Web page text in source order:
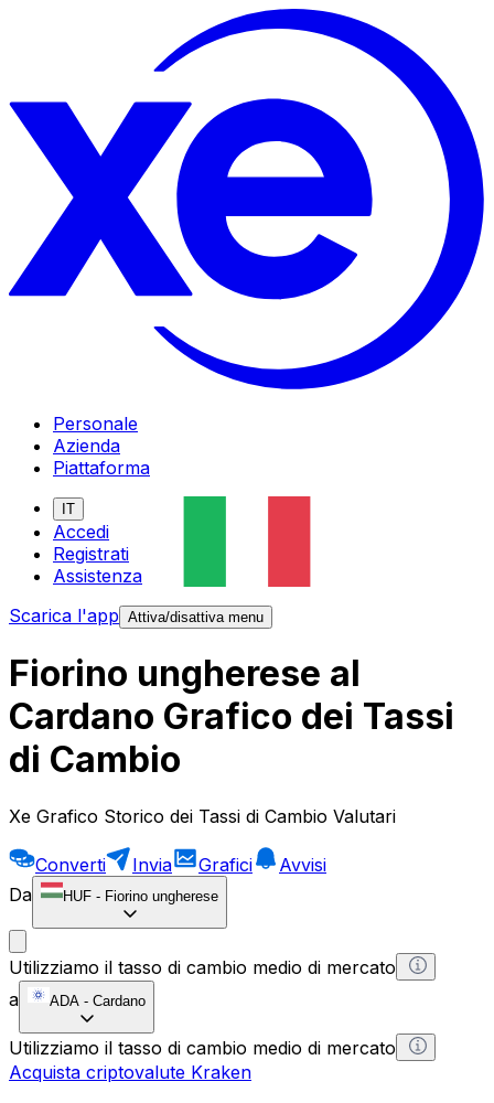
Personale
Azienda
Piattaforma
IT
Accedi
Registrati
Assistenza
Scarica l'app Attiva/disattiva menu
Fiorino ungherese al
Cardano Grafico dei Tassi
di Cambio
Xe Grafico Storico dei Tassi di Cambio Valutari
Converti Invia Grafici
Avvisi
Da
HUF - Fiorino ungherese
Utilizziamo il tasso di cambio medio di mercato
a
ADA - Cardano
Utilizziamo il tasso di cambio medio di mercato
Acquista criptovalute Kraken